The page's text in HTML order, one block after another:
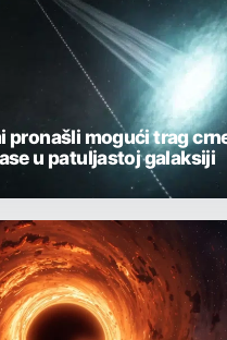
pronašli mogući trag
u patuljastoj galaksiji